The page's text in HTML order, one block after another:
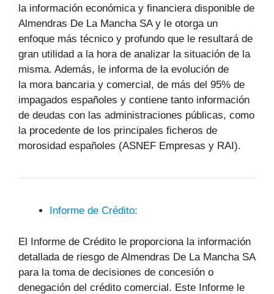
la información económica y financiera disponible de
Almendras De La Mancha SA y le otorga un
enfoque más técnico y profundo que le resultará de
gran utilidad a la hora de analizar la situación de la
misma. Además, le informa de la evolución de
la mora bancaria y comercial, de más del 95% de
impagados españoles y contiene tanto información
de deudas con las administraciones públicas, como
la procedente de los principales ficheros de
morosidad españoles (ASNEF Empresas y RAI).
Informe de Crédito:
El Informe de Crédito le proporciona la información
detallada de riesgo de Almendras De La Mancha SA
para la toma de decisiones de concesión o
denegación del crédito comercial. Este Informe le